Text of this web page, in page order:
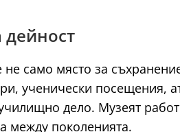
дейност
само място за
ученически посещения,
дело. Музеят
между поколенията.